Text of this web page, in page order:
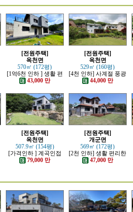
[전원주택]
옥천면
570㎡ (172평)
[1억6천 인하 ] 생활 편
리하고 전망 좋은 근생
43,000 만
[전원주택]
옥천면
529㎡ (160평)
[4천 인하] 사계절 풍광
좋고 전망이 트인 전원
44,000 만
[전원주택]
옥천면
507.9㎡ (154평)
[가격인하 ] 계곡인접
산세 조망 좋은 남향의
전원주택
79,000 만
[전원주택]
개군면
569㎡ (172평)
[2천 인하] 생활 편리한
단지내 잘 관리된 전원
47,000 만